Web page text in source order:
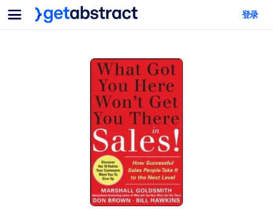
菜单
面向团队与管理者
为您的员工配备关键的人工智能技能。
帮助您的管理者为未来的工作时代做好准备。
让团队更轻松地共同学习、解决实际问题并更快采取行动。
培养您的员工应对未来挑战所需的技能。
面向人工智能系统
登录